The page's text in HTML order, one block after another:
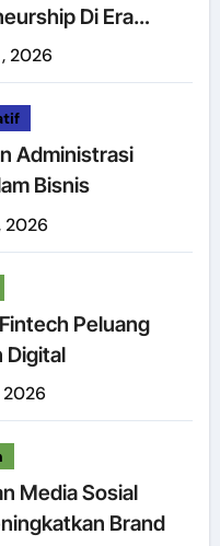
Di Era
2026
Administrasi
Bisnis
2026
Peluang
Digital
2026
Media Sosial
Brand